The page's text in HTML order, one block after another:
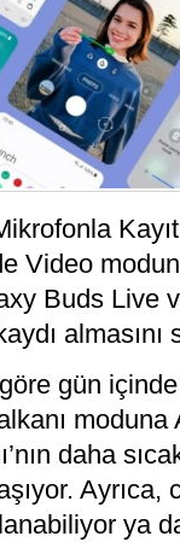
Video
Buds Live
almasını
göre gün
moduna
daha
Ayrıca,
ya